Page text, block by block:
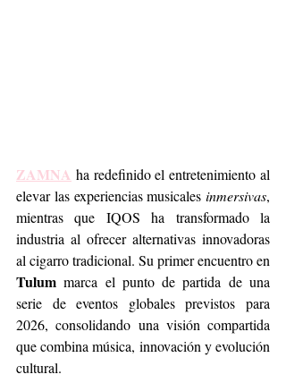
ZAMNA ha redefinido el entretenimiento al
elevar las experiencias musicales inmersivas,
mientras que IQOS ha transformado la
industria al ofrecer alternativas innovadoras
Tulum marca el punto de partida de una
serie de eventos globales previstos para
2026, consolidando una visión compartida
que combina música, innovación y evolución
cultural.